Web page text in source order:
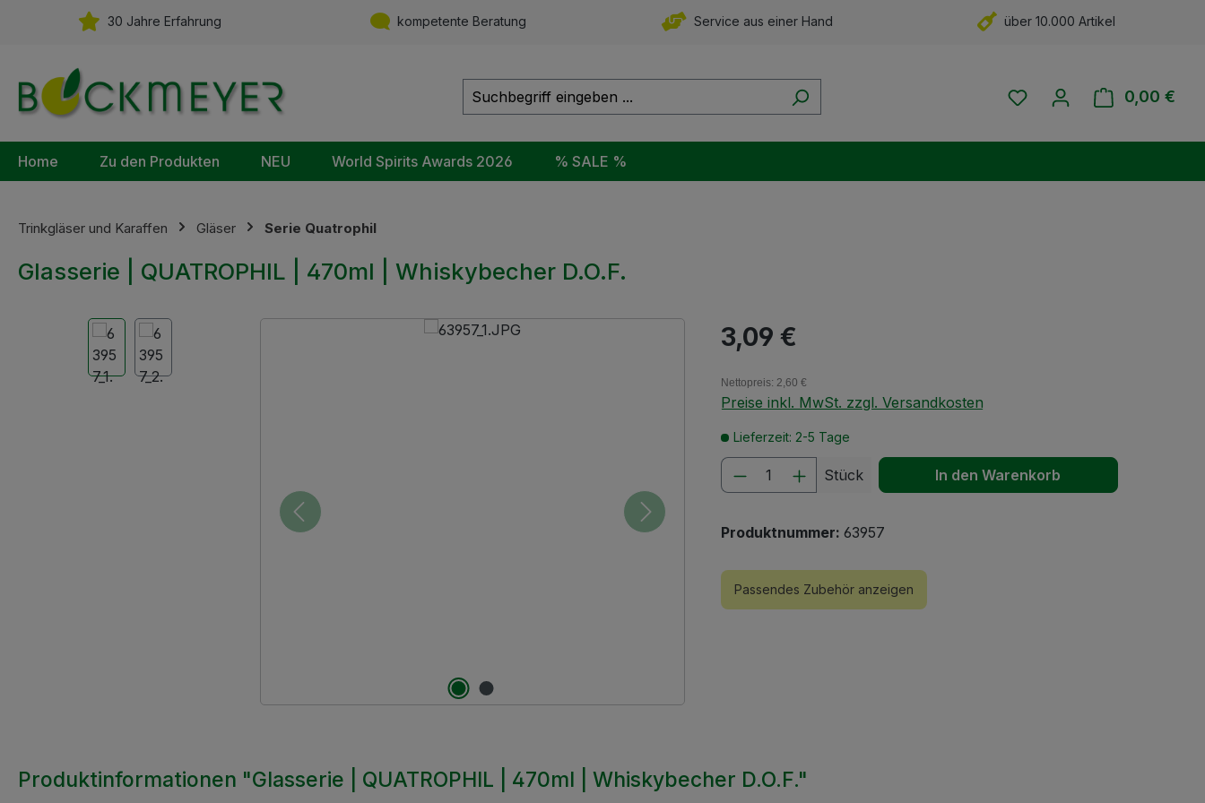
Hauptinhalt springen
Zur Suche springen
Zur Hauptnavigation springen
30 Jahre Erfahrung kompetente Beratung Service aus einer Hand über 10.000 Artikel
Du hast 0 Produkte auf
0,00 €
Home Zu den Produkten NEU World Spirits Awards 2026 % SALE %
Trinkgläser und Karaffen Gläser Serie Quatrophil
Glasserie | QUATROPHIL | 470ml | Whiskybecher D.O.F.
Bildergalerie überspringen Regulärer Preis:
3,09 €
Nettopreis: 2,60 €
Preise inkl. MwSt. zzgl. Versandkosten
Lieferzeit: 2-5 Tage
Produkt Anzahl: Gib den gewünschten Wert
Stück In den Warenkorb
Produktnummer: 63957
Passendes Zubehör anzeigen
Produktinformationen "Glasserie | QUATROPHIL | 470ml | Whiskybecher D.O.F."